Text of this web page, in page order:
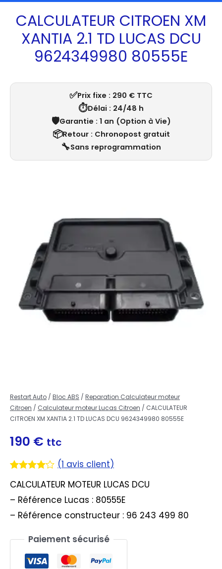
CALCULATEUR CITROEN XM
XANTIA 2.1 TD LUCAS DCU
9624349980 80555E
✅Prix fixe : 290 € TTC
⏱️Délai : 24/48 h
🛡️Garantie : 1 an (Option à Vie)
📦Retour : Chronopost gratuit
🔧Sans reprogrammation
Restart Auto / Bloc ABS / Reparation Calculateur moteur
Citroen / Calculateur moteur Lucas Citroen / CALCULATEUR
CITROEN XM XANTIA 2.1 TD LUCAS DCU 9624349980 80555E
190 € ttc
sur 5
sur
notation
client
(1 avis client)
CALCULATEUR MOTEUR LUCAS DCU
– Référence Lucas : 80555E
– Référence constructeur : 96 243 499 80
Paiement sécurisé